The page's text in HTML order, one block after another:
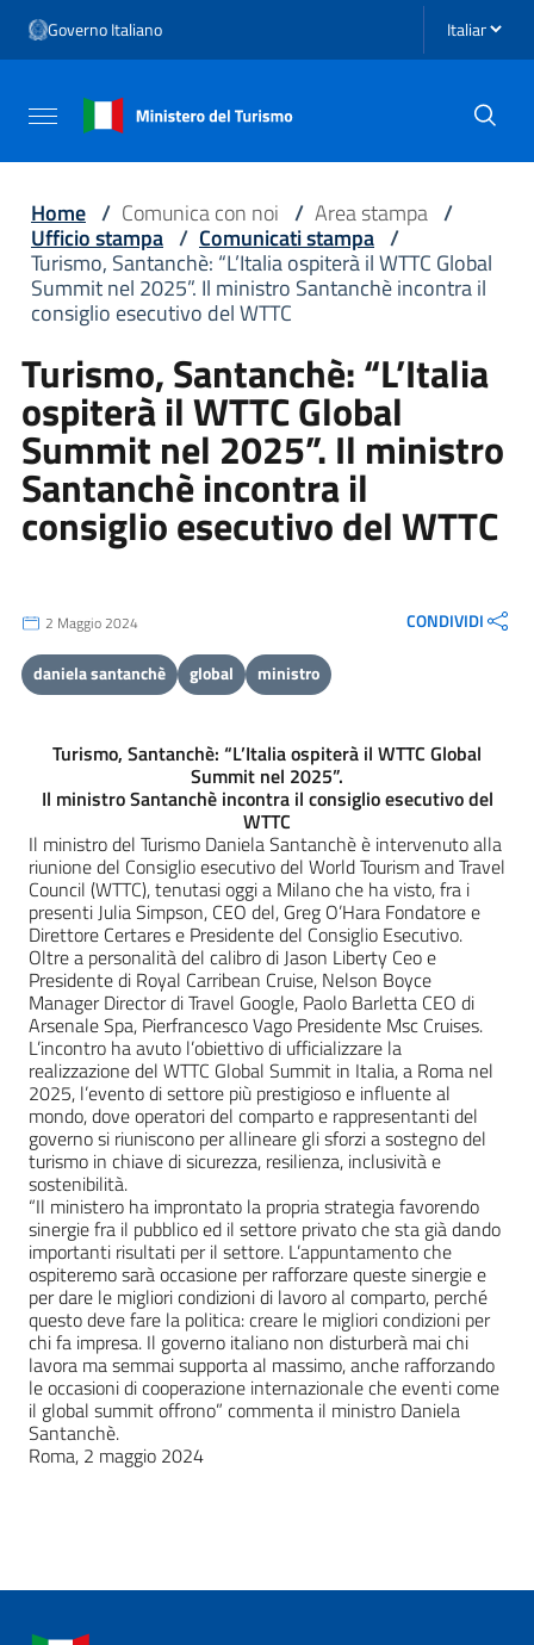
Vai al menu di navigazione
Vai al footer
Governo Italiano Seleziona
Attiva / disattiva la navigazione
Home / Comunica con noi / Area stampa /
Ufficio stampa / Comunicati stampa /
Turismo, Santanchè: “L’Italia ospiterà il WTTC Global
Summit nel 2025”. Il ministro Santanchè incontra il
consiglio esecutivo del WTTC
Turismo, Santanchè: “L’Italia
ospiterà il WTTC Global
Summit nel 2025”. Il ministro
Santanchè incontra il
consiglio esecutivo del WTTC
2 Maggio 2024 CONDIVIDI
daniela santanchè global ministro
Turismo, Santanchè: “L’Italia ospiterà il WTTC Global
Summit nel 2025”.
Il ministro Santanchè incontra il consiglio esecutivo del
WTTC
Il ministro del Turismo Daniela Santanchè è intervenuto alla
riunione del Consiglio esecutivo del World Tourism and Travel
Council (WTTC), tenutasi oggi a Milano che ha visto, fra i
presenti Julia Simpson, CEO del, Greg O’Hara Fondatore e
Direttore Certares e Presidente del Consiglio Esecutivo.
Oltre a personalità del calibro di Jason Liberty Ceo e
Presidente di Royal Carribean Cruise, Nelson Boyce
Manager Director di Travel Google, Paolo Barletta CEO di
Arsenale Spa, Pierfrancesco Vago Presidente Msc Cruises.
L’incontro ha avuto l’obiettivo di ufficializzare la
realizzazione del WTTC Global Summit in Italia, a Roma nel
2025, l’evento di settore più prestigioso e influente al
mondo, dove operatori del comparto e rappresentanti del
governo si riuniscono per allineare gli sforzi a sostegno del
turismo in chiave di sicurezza, resilienza, inclusività e
sostenibilità.
“Il ministero ha improntato la propria strategia favorendo
sinergie fra il pubblico ed il settore privato che sta già dando
importanti risultati per il settore. L’appuntamento che
ospiteremo sarà occasione per rafforzare queste sinergie e
per dare le migliori condizioni di lavoro al comparto, perché
questo deve fare la politica: creare le migliori condizioni per
chi fa impresa. Il governo italiano non disturberà mai chi
lavora ma semmai supporta al massimo, anche rafforzando
le occasioni di cooperazione internazionale che eventi come
il global summit offrono” commenta il ministro Daniela
Santanchè.
Roma, 2 maggio 2024